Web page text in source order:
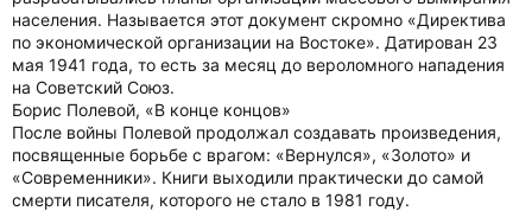
населения. Называется этот документ скромно «Директива
по экономической организации на Востоке». Датирован 23
мая 1941 года, то есть за месяц до вероломного нападения
на Советский Союз.
Борис Полевой, «В конце концов»
После войны Полевой продолжал создавать произведения,
посвященные борьбе с врагом: «Вернулся», «Золото» и
«Современники». Книги выходили практически до самой
смерти писателя, которого не стало в 1981 году.